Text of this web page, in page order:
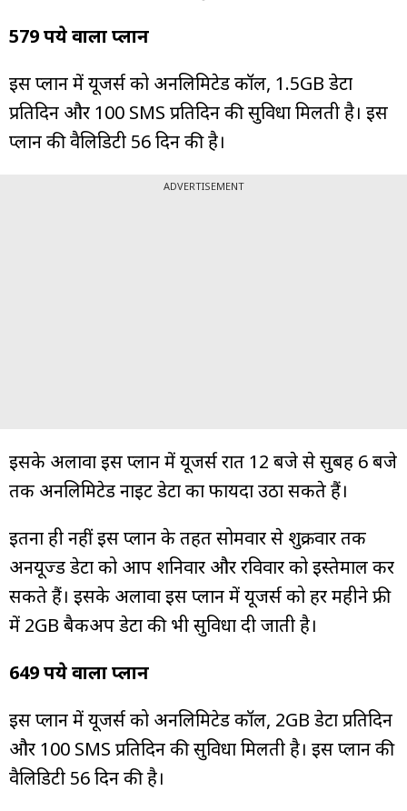
579 रुपये वाला प्लान
इस प्लान में यूजर्स को अनलिमिटेड कॉल, 1.5GB डेटा
प्रतिदिन और 100 SMS प्रतिदिन की सुविधा मिलती है। इस
प्लान की वैलिडिटी 56 दिन की है।
ADVERTISEMENT
इसके अलावा इस प्लान में यूजर्स रात 12 बजे से सुबह 6 बजे
तक अनलिमिटेड नाइट डेटा का फायदा उठा सकते हैं।
इतना ही नहीं इस प्लान के तहत सोमवार से शुक्रवार तक
अनयूज्ड डेटा को आप शनिवार और रविवार को इस्तेमाल कर
सकते हैं। इसके अलावा इस प्लान में यूजर्स को हर महीने फ्री
में 2GB बैकअप डेटा की भी सुविधा दी जाती है।
649 रुपये वाला प्लान
इस प्लान में यूजर्स को अनलिमिटेड कॉल, 2GB डेटा प्रतिदिन
और 100 SMS प्रतिदिन की सुविधा मिलती है। इस प्लान की
वैलिडिटी 56 दिन की है।